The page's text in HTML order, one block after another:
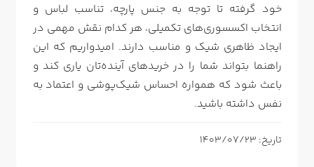
خود گرفته تا توجه به جنس پارچه، تناسب لباس و
انتخاب اکسسوری‌های تکمیلی، هر کدام نقش مهمی در
ایجاد ظاهری شیک و مناسب دارند. امیدواریم که این
راهنما بتواند شما را در خریدهای آینده‌تان یاری کند و
باعث شود که همواره احساس شیک‌پوشی و اعتماد به
نفس داشته باشید.
تاریخ: 1403/07/23